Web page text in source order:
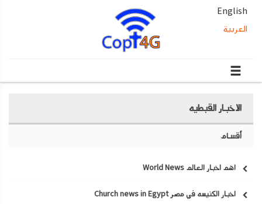
English
العربية
الاخبار القبطيه
أقسام
اهم اخبار العالم World News
اخبار الكنيسه في مصر Church news in Egypt